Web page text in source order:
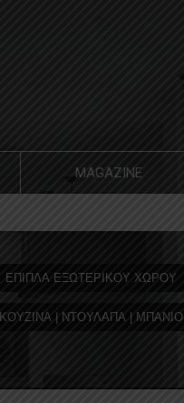
MAGAZINE
ΕΠΙΠΛΑ ΕΞΩΤΕΡΙΚΟΥ ΧΩΡΟΥ
ΚΟΥΖΙΝΑ | ΝΤΟΥΛΑΠΑ | ΜΠΑΝΙΟ